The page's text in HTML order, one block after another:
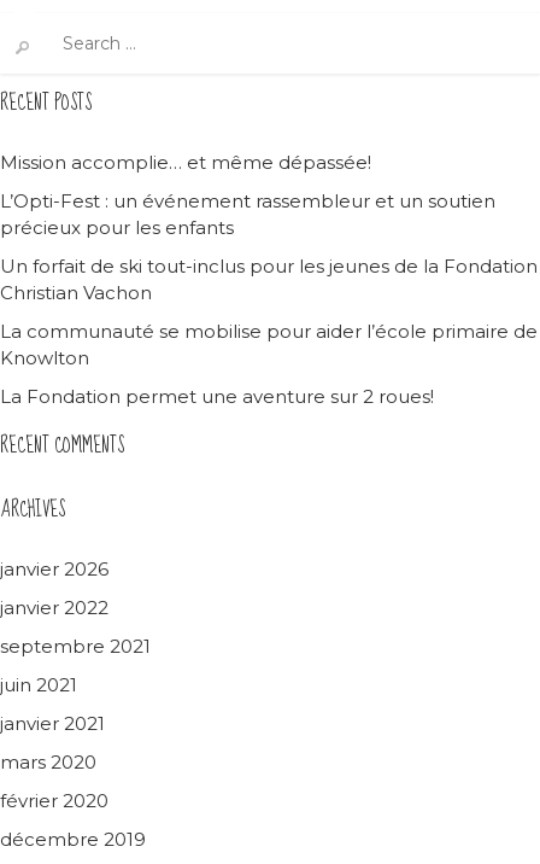
for:
RECENT POSTS
Mission accomplie… et même dépassée!
L’Opti-Fest : un événement rassembleur et un soutien
précieux pour les enfants
Un forfait de ski tout-inclus pour les jeunes de la Fondation
Christian Vachon
La communauté se mobilise pour aider l’école primaire de
Knowlton
La Fondation permet une aventure sur 2 roues!
RECENT COMMENTS
ARCHIVES
janvier 2026
janvier 2022
septembre 2021
juin 2021
janvier 2021
mars 2020
février 2020
décembre 2019